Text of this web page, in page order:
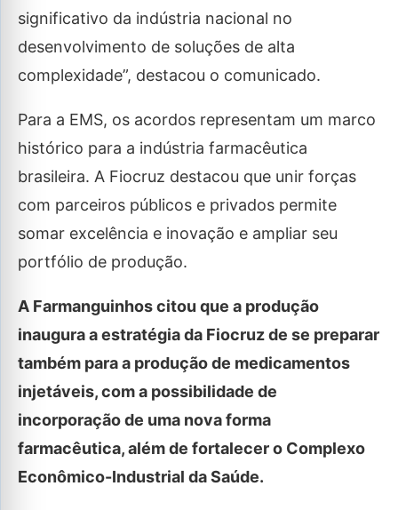
significativo da indústria nacional no
desenvolvimento de soluções de alta
complexidade”, destacou o comunicado.
Para a EMS, os acordos representam um marco
histórico para a indústria farmacêutica
brasileira. A Fiocruz destacou que unir forças
com parceiros públicos e privados permite
somar excelência e inovação e ampliar seu
portfólio de produção.
A Farmanguinhos citou que a produção
inaugura a estratégia da Fiocruz de se preparar
também para a produção de medicamentos
injetáveis, com a possibilidade de
incorporação de uma nova forma
farmacêutica, além de fortalecer o Complexo
Econômico-Industrial da Saúde.